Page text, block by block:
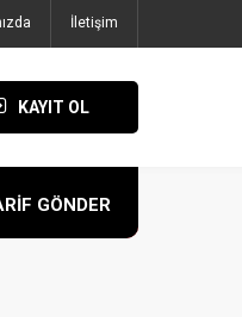
İletişim
KAYIT OL
GÖNDER